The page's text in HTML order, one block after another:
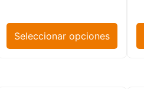
Seleccionar opciones